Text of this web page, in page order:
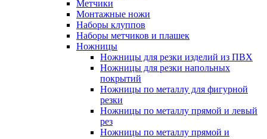
Метчики
Монтажные ножи
Наборы клуппов
Наборы метчиков и плашек
Ножницы
Ножницы для резки изделий из ПВХ
Ножницы для резки напольных
покрытий
Ножницы по металлу для фигурной
резки
Ножницы по металлу прямой и левый
рез
Ножницы по металлу прямой и